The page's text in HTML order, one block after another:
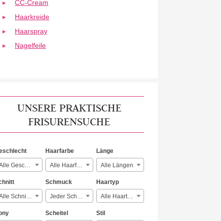
CC-Cream
Haarkreide
Haarspray
Nagelfeile
UNSERE PRAKTISCHE
FRISURENSUCHE
Alle Geschlechter
Haarfarbe
Alle Haarfarben
Länge
Alle Längen
Alle Schnitte
Schmuck
Jeder Schmuck
Haartyp
Alle Haartypen
Scheitel Stil